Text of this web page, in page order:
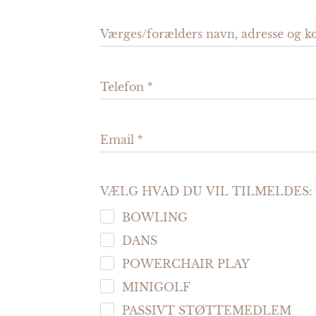
Værges/forælders navn, adresse og
Telefon
Email
VÆLG HVAD DU VIL TILMELDES:
BOWLING
DANS
POWERCHAIR PLAY
MINIGOLF
PASSIVT STØTTEMEDLEM